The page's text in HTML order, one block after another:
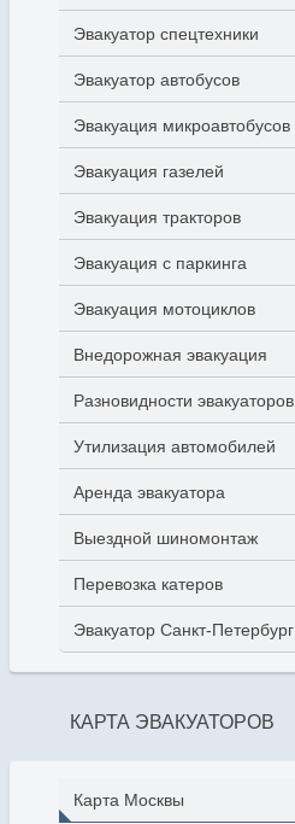
Эвакуатор спецтехники
Эвакуатор автобусов
Эвакуация микроавтобусов
Эвакуация газелей
Эвакуация тракторов
Эвакуация с паркинга
Эвакуация мотоциклов
Внедорожная эвакуация
Разновидности эвакуаторов
Утилизация автомобилей
Аренда эвакуатора
Выездной шиномонтаж
Перевозка катеров
Эвакуатор Санкт-Петербург
КАРТА ЭВАКУАТОРОВ
Карта Москвы